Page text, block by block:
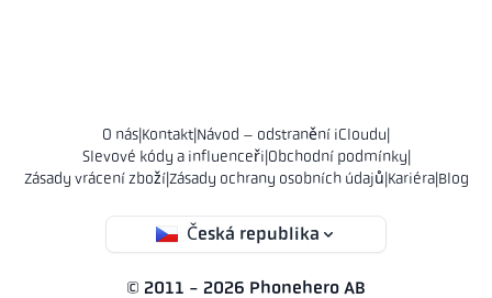
O nás|Kontakt|Návod – odstranění iCloudu|
Slevové kódy a influenceři|Obchodní podmínky|
Zásady vrácení zboží|Zásady ochrany osobních údajů|Kariéra|Blog
Česká republika
© 2011 - 2026 Phonehero AB